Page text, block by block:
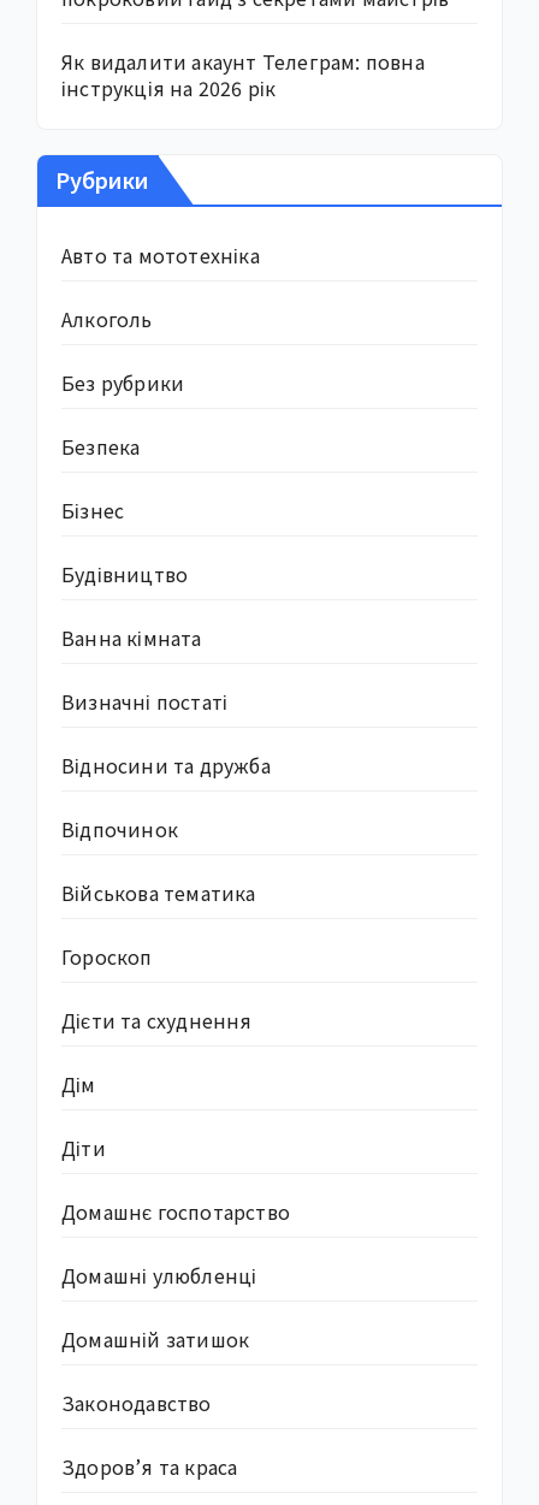
Як видалити акаунт Телеграм: повна
інструкція на 2026 рік
Рубрики
Авто та мототехніка
Алкоголь
Без рубрики
Безпека
Бізнес
Будівництво
Ванна кімната
Визначні постаті
Відносини та дружба
Відпочинок
Військова тематика
Гороскоп
Дієти та схуднення
Дім
Діти
Домашнє госпотарство
Домашні улюбленці
Домашній затишок
Законодавство
Здоров’я та краса